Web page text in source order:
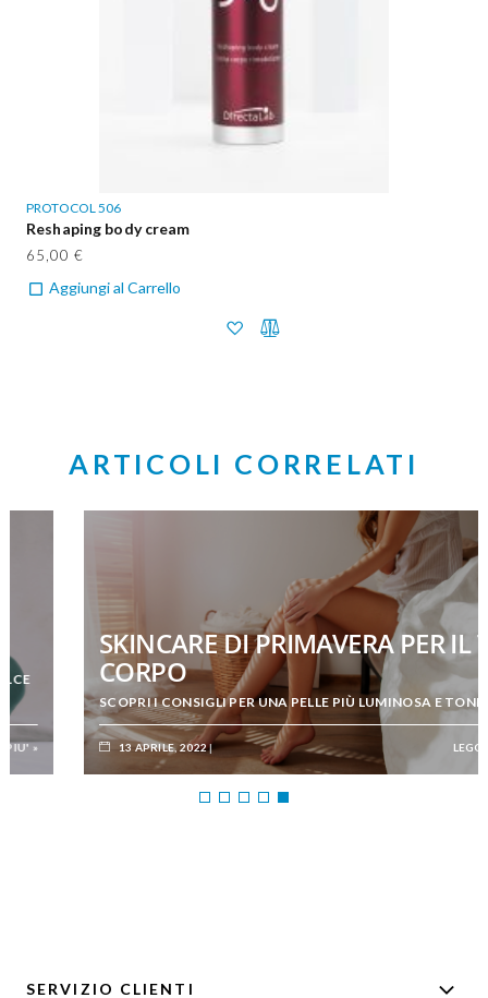
PROTOCOL 506
Reshaping body cream
65,00 €
Aggiungi al Carrello
ARTICOLI CORRELATI
SKINCARE DI PRIMAVERA PER IL TUO
CORPO
SCOPRI I CONSIGLI PER UNA PELLE PIÙ LUMINOSA E TONICA
13 APRILE, 2022 LEGGI DI PIU' »
SERVIZIO CLIENTI